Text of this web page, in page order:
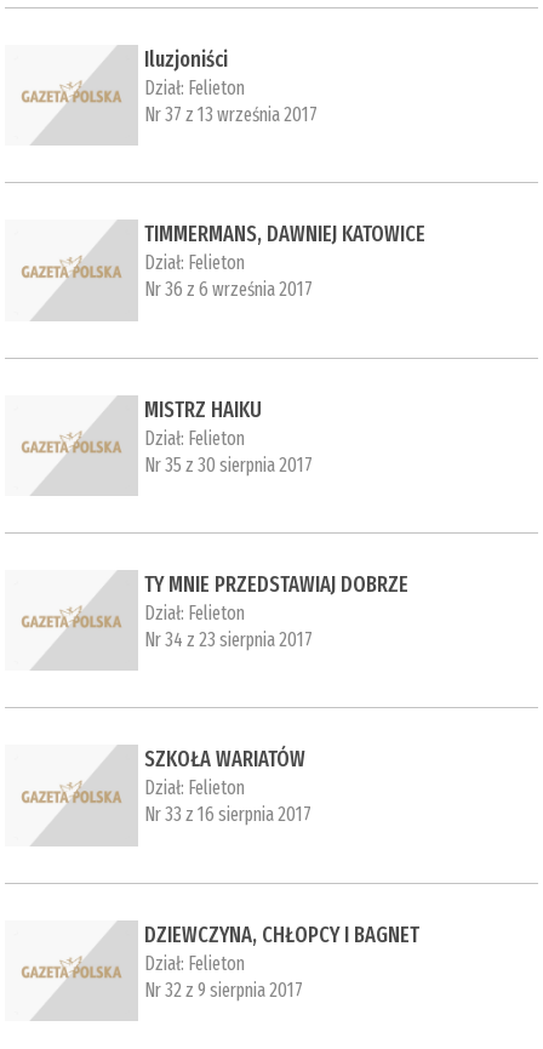
Iluzjoniści
Dział: Felieton
Nr 37 z 13 września 2017
TIMMERMANS, DAWNIEJ KATOWICE
Dział: Felieton
Nr 36 z 6 września 2017
MISTRZ HAIKU
Dział: Felieton
Nr 35 z 30 sierpnia 2017
TY MNIE PRZEDSTAWIAJ DOBRZE
Dział: Felieton
Nr 34 z 23 sierpnia 2017
SZKOŁA WARIATÓW
Dział: Felieton
Nr 33 z 16 sierpnia 2017
DZIEWCZYNA, CHŁOPCY I BAGNET
Dział: Felieton
Nr 32 z 9 sierpnia 2017